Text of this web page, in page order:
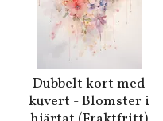
Dubbelt kort med
kuvert - Blomster i